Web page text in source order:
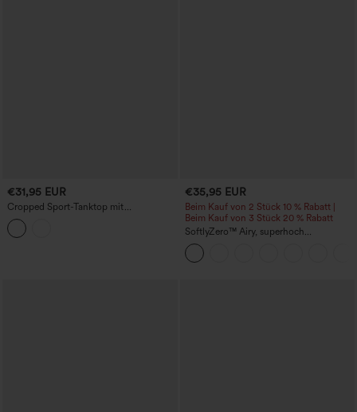
€31,95 EUR
Cropped Sport-Tanktop mit
Rundhalsausschnitt und integriertem BH
€35,95 EUR
Beim Kauf von 2 Stück 10 % Rabatt |
Beim Kauf von 3 Stück 20 % Rabatt
SoftlyZero™ Airy, superhoch
geschnittene 2-in-1 InstantCool Yoga-
Shorts 7" mit Taschen